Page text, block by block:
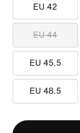
EU 42
EU 44
EU 45.5
EU 48.5